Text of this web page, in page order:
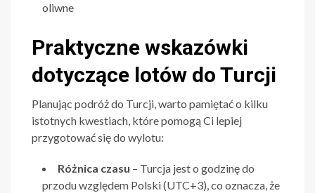
oliwne
Praktyczne wskazówki
dotyczące lotów do Turcji
Planując podróż do Turcji, warto pamiętać o kilku
istotnych kwestiach, które pomogą Ci lepiej
przygotować się do wylotu:
Różnica czasu – Turcja jest o godzinę do
przodu względem Polski (UTC+3), co oznacza, że